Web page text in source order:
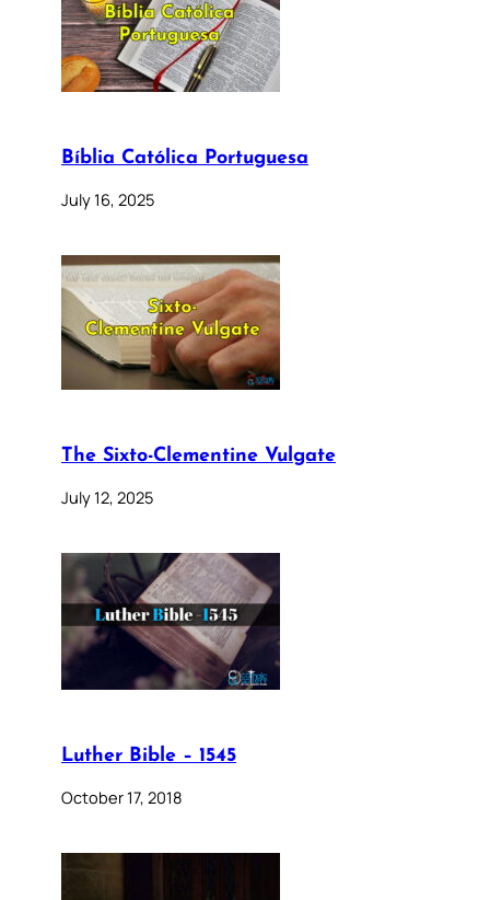
Bíblia Católica Portuguesa
July 16, 2025
The Sixto-Clementine Vulgate
July 12, 2025
Luther Bible – 1545
October 17, 2018